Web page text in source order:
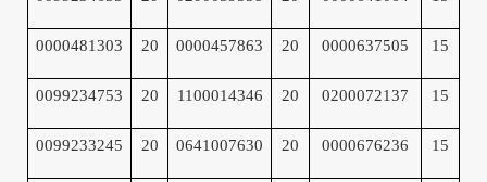
0000481303 20 0000457863 20 0000637505 15
0099234753 20 1100014346 20 0200072137 15
0099233245 20 0641007630 20 0000676236 15